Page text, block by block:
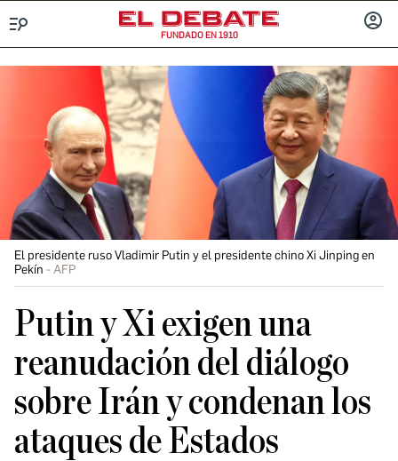
FUNDADO EN 1910
El presidente ruso Vladimir Putin y el presidente chino Xi Jinping en
Pekín
AFP
Putin y Xi exigen una
reanudación del diálogo
sobre Irán y condenan los
ataques de Estados